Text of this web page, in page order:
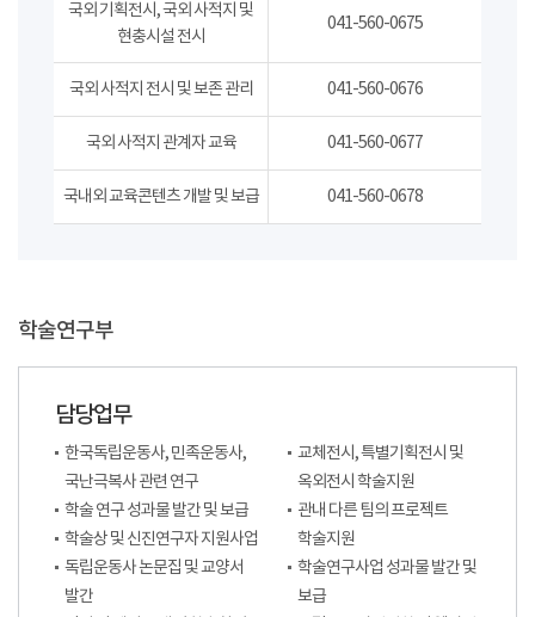
국외 기획전시, 국외 사적지 및
현충시설 전시
041-560-0675
국외 사적지 전시 및 보존 관리 041-560-0676
국외 사적지 관계자 교육 041-560-0677
국내외 교육콘텐츠 개발 및 보급 041-560-0678
학술연구부
담당업무
한국독립운동사, 민족운동사,
국난극복사 관련 연구
학술 연구 성과물 발간 및 보급
학술상 및 신진연구자 지원사업
독립운동사 논문집 및 교양서
발간
교체전시, 특별기획전시 및
옥외전시 학술지원
관내 다른 팀의 프로젝트
학술지원
학술연구사업 성과물 발간 및
보급